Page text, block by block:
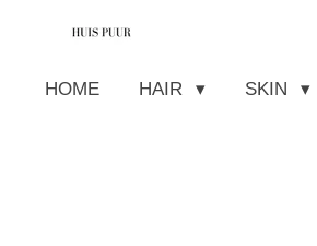
naarHOME HAIR SKIN